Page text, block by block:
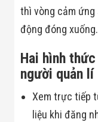
thì vòng cảm
động đóng xuống.
Hai hình
người quản lí
Xem trực tiếp
liệu khi đăng